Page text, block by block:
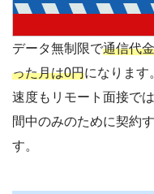
データ無制限で通信代
った月は0円になります
速度もリモート面接で
間中のみのために契約
す。